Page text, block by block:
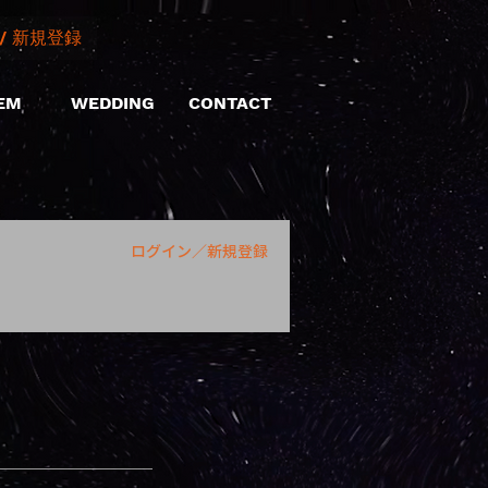
新規登録
WEDDING CONTACT
ログイン／新規登録